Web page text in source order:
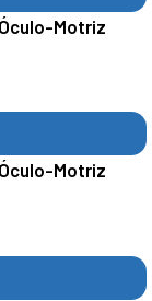
Motriz
Motriz